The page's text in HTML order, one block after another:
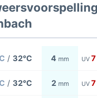
/ 32°C 4 mm UV 7
/ 32°C 2 mm UV 7